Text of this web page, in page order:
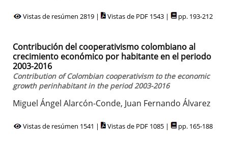
Vistas de resúmen 2819 | Vistas de PDF 1543 | pp. 193-212
Contribución del cooperativismo colombiano al
crecimiento económico por habitante en el periodo
2003-2016
Contribution of Colombian cooperativism to the economic
growth perinhabitant in the period 2003-2016
Miguel Ángel Alarcón-Conde, Juan Fernando Álvarez
Vistas de resúmen 1541 | Vistas de PDF 1085 | pp. 165-188